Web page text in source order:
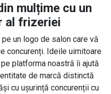
mulțime cu un
al frizeriei
un logo de salon care vă
concurenți. Ideile uimitoare
platforma noastră îi ajută
de marcă distinctă
cu ușurință concurenții cu